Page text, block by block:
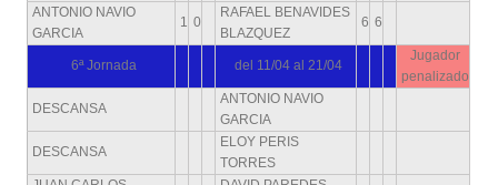
ANTONIO NAVIO
GARCIA
1 0
RAFAEL BENAVIDES
BLAZQUEZ
6 6
6ª Jornada del 11/04 al 21/04
Jugador
penalizado
DESCANSA
ANTONIO NAVIO
GARCIA
DESCANSA
ELOY PERIS
TORRES